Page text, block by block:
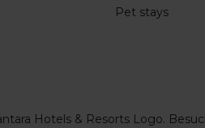
Pet stays